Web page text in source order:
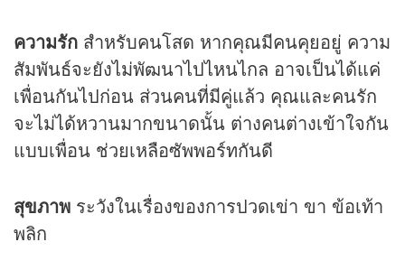
ความรัก สำหรับคนโสด หากคุณมีคนคุยอยู่ ความ
สัมพันธ์จะยังไม่พัฒนาไปไหนไกล อาจเป็นได้แค่
เพื่อนกันไปก่อน ส่วนคนที่มีคู่แล้ว คุณและคนรัก
จะไม่ได้หวานมากขนาดนั้น ต่างคนต่างเข้าใจกัน
แบบเพื่อน ช่วยเหลือซัพพอร์ทกันดี
สุขภาพ ระวังในเรื่องของการปวดเข่า ขา ข้อเท้า
พลิก